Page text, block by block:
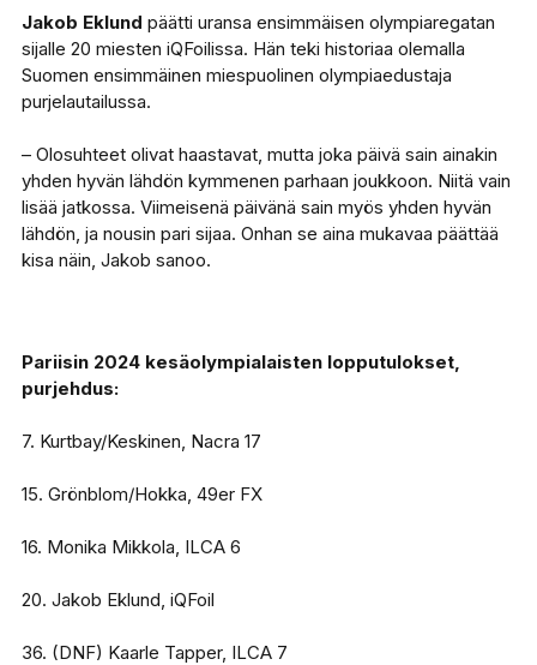
Jakob Eklund päätti uransa ensimmäisen olympiaregatan
sijalle 20 miesten iQFoilissa. Hän teki historiaa olemalla
Suomen ensimmäinen miespuolinen olympiaedustaja
purjelautailussa.
– Olosuhteet olivat haastavat, mutta joka päivä sain ainakin
yhden hyvän lähdön kymmenen parhaan joukkoon. Niitä vain
lisää jatkossa. Viimeisenä päivänä sain myös yhden hyvän
lähdön, ja nousin pari sijaa. Onhan se aina mukavaa päättää
kisa näin, Jakob sanoo.
Pariisin 2024 kesäolympialaisten lopputulokset,
purjehdus:
7. Kurtbay/Keskinen, Nacra 17
15. Grönblom/Hokka, 49er FX
16. Monika Mikkola, ILCA 6
20. Jakob Eklund, iQFoil
36. (DNF) Kaarle Tapper, ILCA 7